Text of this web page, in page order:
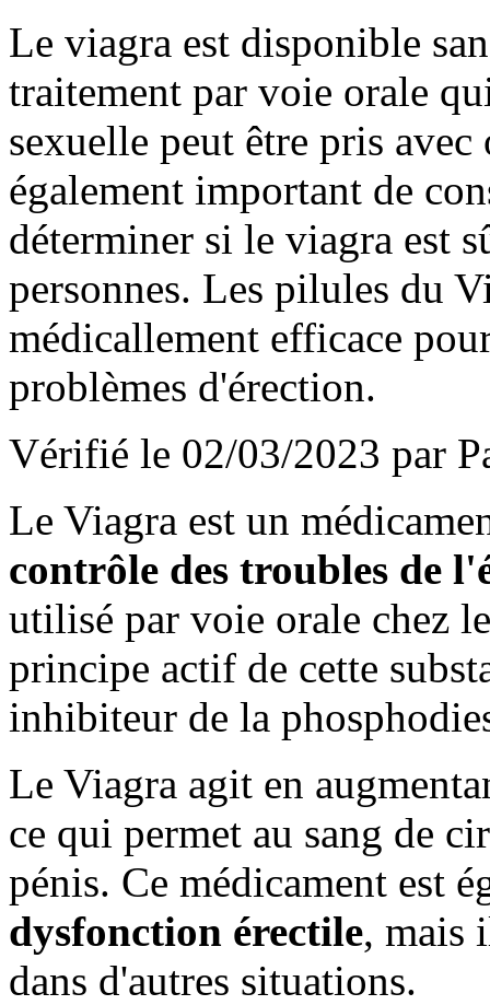
Le viagra est disponible
traitement par voie orale
sexuelle peut être pris
également important de
déterminer si le viagra est
personnes. Les pilules du
médicallement efficace
problèmes d'érection.
Vérifié le 02/03/2023 par
Le Viagra est un
contrôle des troubles de
utilisé par voie orale chez
principe actif de cette
inhibiteur de la
Le Viagra agit en
ce qui permet au sang de
pénis. Ce médicament est
dysfonction érectile, mais
dans d'autres situations.